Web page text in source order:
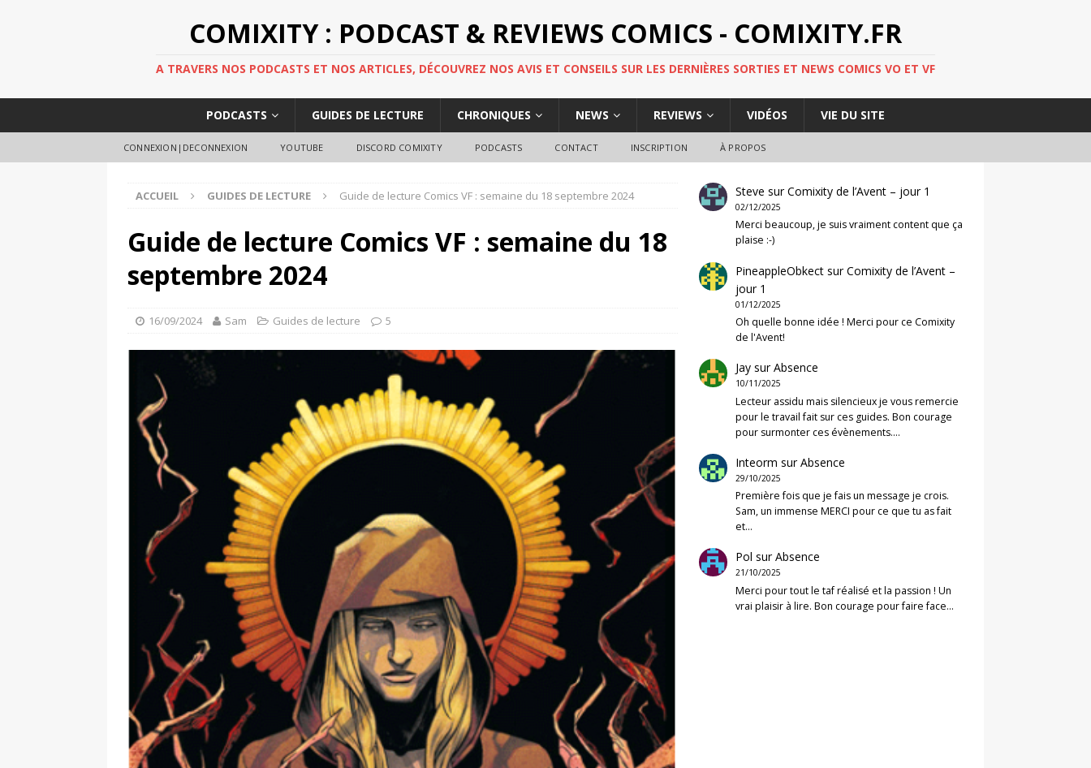
COMIXITY : PODCAST & REVIEWS COMICS - COMIXITY.FR
A TRAVERS NOS PODCASTS ET NOS ARTICLES, DÉCOUVREZ NOS AVIS ET CONSEILS SUR LES DERNIÈRES SORTIES ET NEWS COMICS VO ET VF
PODCASTS GUIDES DE LECTURE CHRONIQUES NEWS REVIEWS VIDÉOS VIE DU SITE
CONNEXION|DECONNEXION YOUTUBE DISCORD COMIXITY PODCASTS CONTACT INSCRIPTION À PROPOS
ACCUEIL GUIDES DE LECTURE Guide de lecture Comics VF : semaine du 18 septembre 2024
Guide de lecture Comics VF : semaine du 18
septembre 2024
16/09/2024 Sam Guides de lecture 5
Steve surComixity de l’Avent – jour 1
02/12/2025
Merci beaucoup, je suis vraiment content que ça
plaise :-)
PineappleObkect surComixity de l’Avent –
jour 1
01/12/2025
Oh quelle bonne idée ! Merci pour ce Comixity
de l'Avent!
Jay surAbsence
10/11/2025
Lecteur assidu mais silencieux je vous remercie
pour le travail fait sur ces guides. Bon courage
pour surmonter ces évènements.…
Inteorm surAbsence
29/10/2025
Première fois que je fais un message je crois.
Sam, un immense MERCI pour ce que tu as fait
et…
Pol surAbsence
21/10/2025
Merci pour tout le taf réalisé et la passion ! Un
vrai plaisir à lire. Bon courage pour faire face…